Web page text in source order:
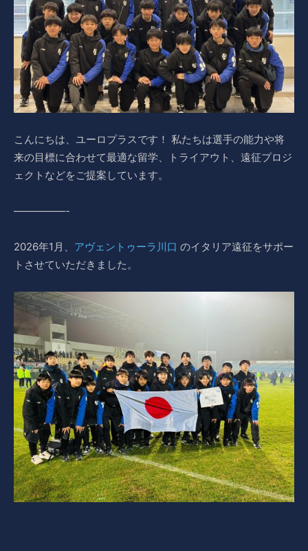
こんにちは、ユーロプラスです！ 私たちは選手の能力や将
来の目標に合わせて最適な留学、トライアウト、遠征プロジ
ェクトなどをご提案しています。
—————-
2026年1月、 アヴェントゥーラ川口 のイタリア遠征をサポー
トさせていただきました。